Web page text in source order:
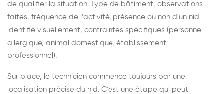
de qualifier la situation. Type de bâtiment, observations
faites, fréquence de l'activité, présence ou non d'un nid
identifié visuellement, contraintes spécifiques (personne
allergique, animal domestique, établissement
professionnel).
Sur place, le technicien commence toujours par une
localisation précise du nid. C'est une étape qui peut